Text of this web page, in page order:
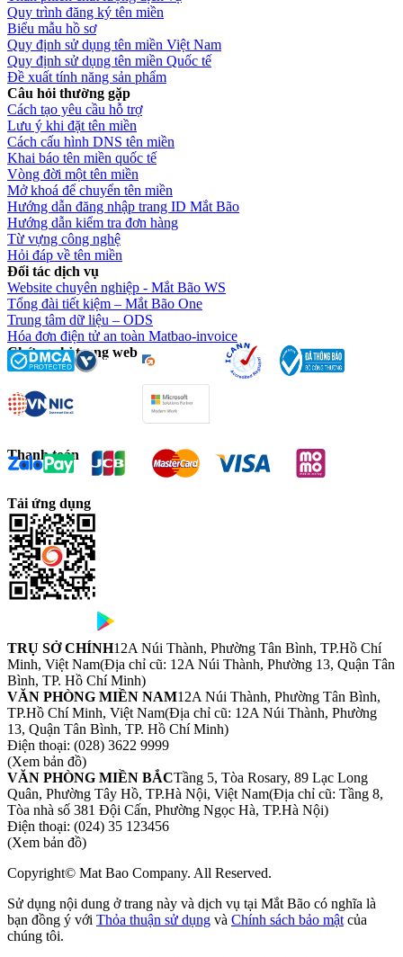
Quy trình đăng ký tên miền
Biểu mẫu hồ sơ
Quy định sử dụng tên miền Việt Nam
Quy định sử dụng tên miền Quốc tế
Đề xuất tính năng sản phẩm
Câu hỏi thường gặp
Cách tạo yêu cầu hỗ trợ
Lưu ý khi đặt tên miền
Cách cấu hình DNS tên miền
Khai báo tên miền quốc tế
Vòng đời một tên miền
Mở khoá để chuyển tên miền
Hướng dẫn đăng nhập trang ID Mắt Bão
Hướng dẫn kiểm tra đơn hàng
Từ vựng công nghệ
Hỏi đáp về tên miền
Đối tác dịch vụ
Website chuyên nghiệp - Mắt Bão WS
Tổng đài tiết kiệm – Mắt Bão One
Trung tâm dữ liệu – ODS
Hóa đơn điện tử an toàn Matbao-invoice
Chứng chỉ trang web
Thanh toán
Tải ứng dụng
TRỤ SỞ CHÍNH12A Núi Thành, Phường Tân Bình, TP.Hồ Chí
Minh, Việt Nam(Địa chỉ cũ: 12A Núi Thành, Phường 13, Quận Tân
Bình, TP. Hồ Chí Minh)
VĂN PHÒNG MIỀN NAM12A Núi Thành, Phường Tân Bình,
TP.Hồ Chí Minh, Việt Nam(Địa chỉ cũ: 12A Núi Thành, Phường
13, Quận Tân Bình, TP. Hồ Chí Minh)
Điện thoại: (028) 3622 9999
(Xem bản đồ)
VĂN PHÒNG MIỀN BẮCTầng 5, Tòa Rosary, 89 Lạc Long
Quân, Phường Tây Hồ, TP.Hà Nội, Việt Nam(Địa chỉ cũ: Tầng 8,
Tòa nhà số 381 Đội Cấn, Phường Ngọc Hà, TP.Hà Nội)
Điện thoại: (024) 35 123456
(Xem bản đồ)
Copyright© Mat Bao Company. All Reserved.
Sử dụng nội dung ở trang này và dịch vụ tại Mắt Bão có nghĩa là
bạn đồng ý với Thỏa thuận sử dụng và Chính sách bảo mật của
chúng tôi.